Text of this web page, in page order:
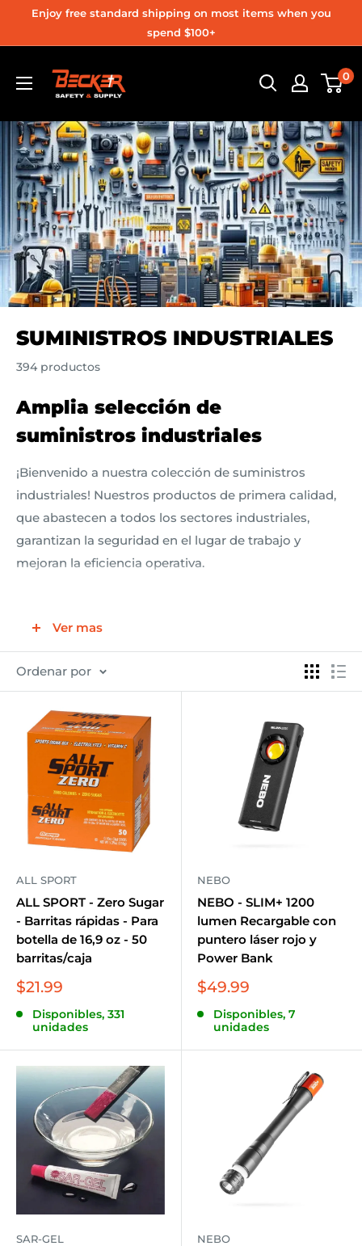
contenido
Enjoy free standard shipping on most items when you
spend $100+
Becker
Safety
Supply
0
SUMINISTROS INDUSTRIALES
394 productos
Amplia selección de
suministros industriales
¡Bienvenido a nuestra colección de suministros
industriales! Nuestros productos de primera calidad,
que abastecen a todos los sectores industriales,
garantizan la seguridad en el lugar de trabajo y
mejoran la eficiencia operativa.
industriales están diseñados para satisfacer los
diversos requisitos comerciales.
Ofrecemos una amplia gama de artículos, incluidos
equipos de protección personal, herramientas
eléctricas, herramientas de fijación, equipos de
soldadura, suministros para petróleo y gas, equipos
de limpieza y mantenimiento, y mucho más para
satisfacer todas las necesidades de su industria. Cada
uno de nuestros productos muestra una excelente
combinación de tecnología e innovación, lo que
garantiza los más altos niveles de satisfacción.
Cuente con nosotros para todas sus necesidades de
confiabilidad, valor y un servicio al cliente inigualable.
Ver mas
Ordenar por
ALL SPORT
ALL SPORT - Zero Sugar
- Barritas rápidas - Para
botella de 16,9 oz - 50
barritas/caja
Precio
venta
$21.99
Disponibles, 331
unidades
NEBO
NEBO - SLIM+ 1200
lumen Recargable con
puntero láser rojo y
Power Bank
Precio
venta
$49.99
Disponibles, 7
unidades
SAR-GEL NEBO